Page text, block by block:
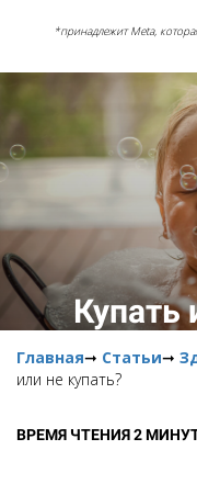
*принадлежит Meta,
Купать
Главная➞ Статьи➞
или не купать?
ВРЕМЯ ЧТЕНИЯ 2